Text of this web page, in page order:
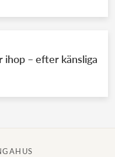
ihop – efter känsliga